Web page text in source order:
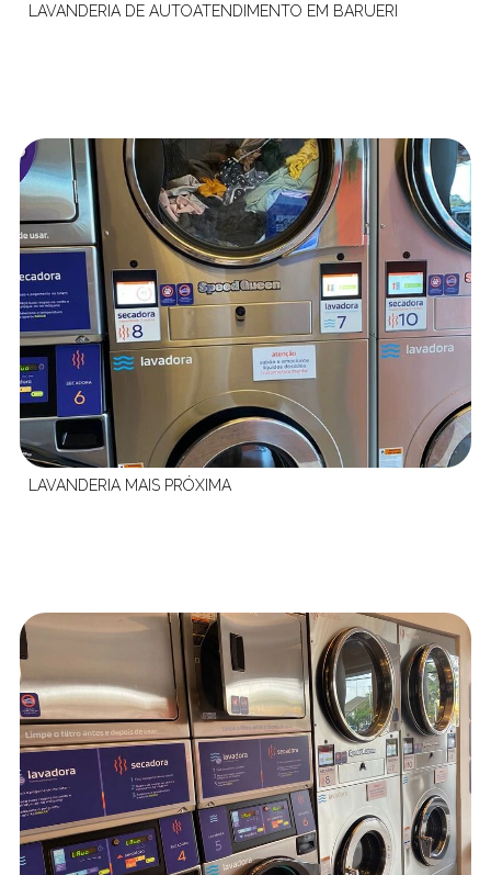
LAVANDERIA DE AUTOATENDIMENTO EM BARUERI
LAVANDERIA MAIS PRÓXIMA